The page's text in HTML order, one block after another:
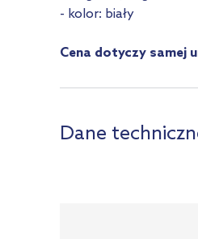
- kolor: biały
Cena dotyczy samej
Dane